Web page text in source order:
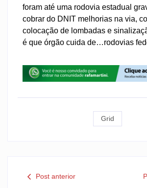
foram até uma rodovia estadual
cobrar do DNIT melhorias na via,
colocação de lombadas e
é que órgão cuida de…rodovias
Grid
Post anterior